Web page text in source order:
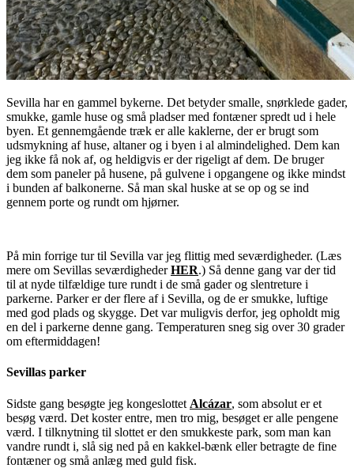
Sevilla har en gammel bykerne. Det betyder smalle, snørklede gader,
smukke, gamle huse og små pladser med fontæner spredt ud i hele
byen. Et gennemgående træk er alle kaklerne, der er brugt som
udsmykning af huse, altaner og i byen i al almindelighed. Dem kan
jeg ikke få nok af, og heldigvis er der rigeligt af dem. De bruger
dem som paneler på husene, på gulvene i opgangene og ikke mindst
i bunden af balkonerne. Så man skal huske at se op og se ind
gennem porte og rundt om hjørner.
På min forrige tur til Sevilla var jeg flittig med seværdigheder. (Læs
mere om Sevillas seværdighederHER.) Så denne gang var der tid
til at nyde tilfældige ture rundt i de små gader og slentreture i
parkerne. Parker er der flere af i Sevilla, og de er smukke, luftige
med god plads og skygge. Det var muligvis derfor, jeg opholdt mig
en del i parkerne denne gang. Temperaturen sneg sig over 30 grader
om eftermiddagen!
Sevillas parker
Sidste gang besøgte jeg kongeslottet Alcázar, som absolut er et
besøg værd. Det koster entre, men tro mig, besøget er alle pengene
værd. I tilknytning til slottet er den smukkeste park, som man kan
vandre rundt i, slå sig ned på en kakkel-bænk eller betragte de fine
fontæner og små anlæg med guld fisk.